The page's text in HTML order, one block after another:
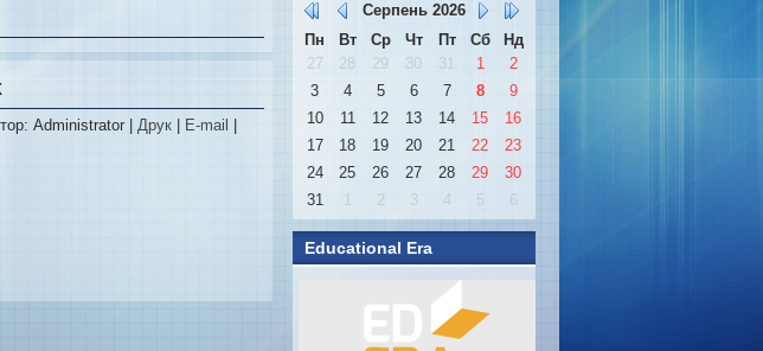
Administrator Друк E-mail
Серпень 2026
Пн
Вт Ср Чт Пт Сб
Нд
27
28 29 30 31 1
2
3
4 5 6 7 8
9
10
11 12 13 14 15
16
17
18 19 20 21 22
23
24
25 26 27 28 29
30
31
1 2 3 4 5 6
Educational Era